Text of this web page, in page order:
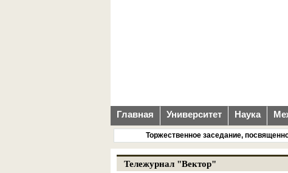
Главная Университет Наука
Торжественное заседание,
Тележурнал "Вектор"